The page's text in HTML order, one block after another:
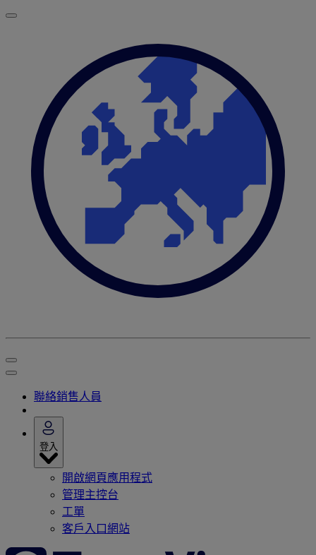
聯絡銷售人員
登入
開啟網頁應用程式
管理主控台
工單
客戶入口網站